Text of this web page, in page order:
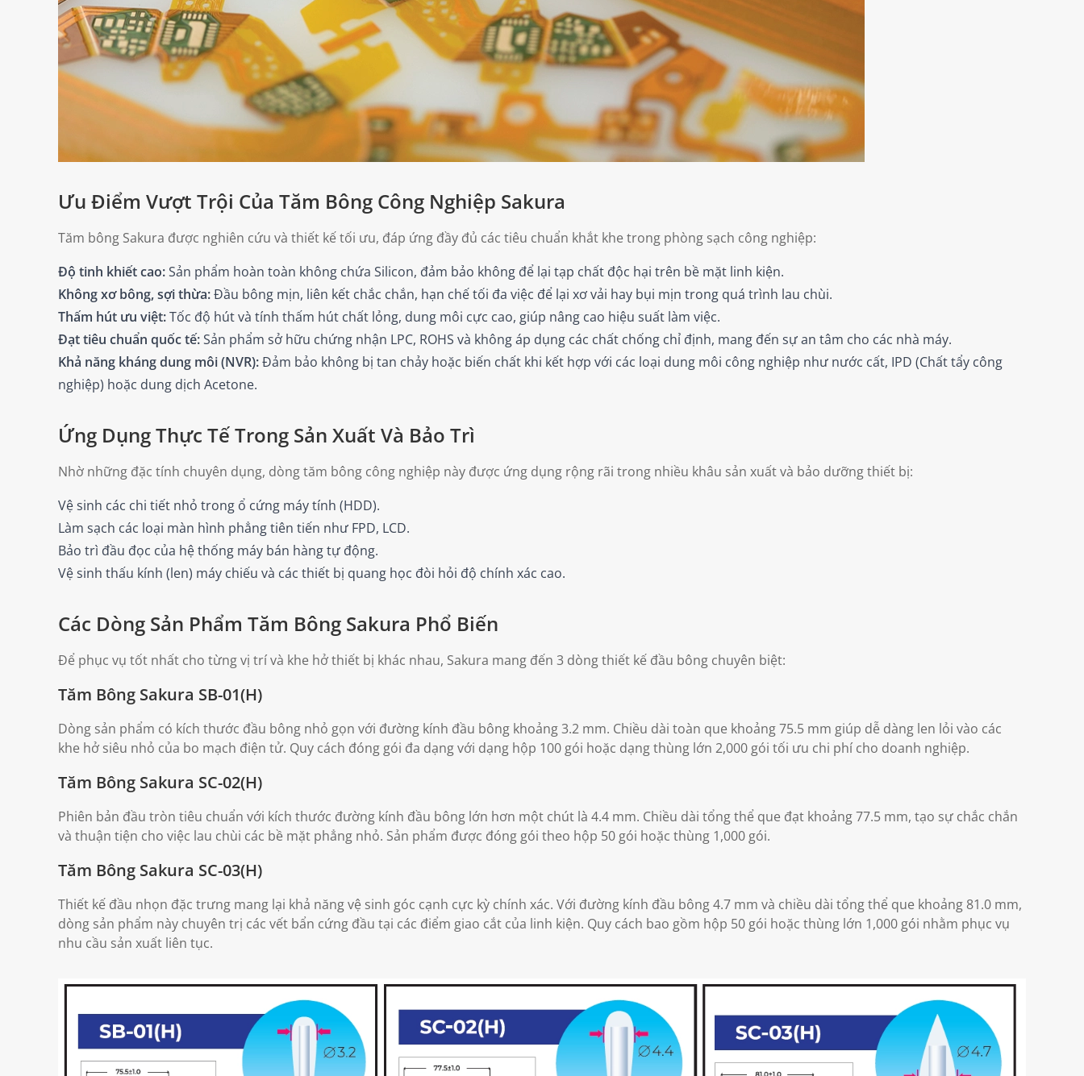
Ưu Điểm Vượt Trội Của Tăm Bông Công Nghiệp Sakura
Tăm bông Sakura được nghiên cứu và thiết kế tối ưu, đáp ứng đầy đủ các tiêu chuẩn khắt khe trong phòng sạch công nghiệp:
Độ tinh khiết cao:Sản phẩm hoàn toàn không chứa Silicon, đảm bảo không để lại tạp chất độc hại trên bề mặt linh kiện.
Không xơ bông, sợi thừa:Đầu bông mịn, liên kết chắc chắn, hạn chế tối đa việc để lại xơ vải hay bụi mịn trong quá trình lau chùi.
Thấm hút ưu việt:Tốc độ hút và tính thấm hút chất lỏng, dung môi cực cao, giúp nâng cao hiệu suất làm việc.
Đạt tiêu chuẩn quốc tế:Sản phẩm sở hữu chứng nhận LPC, ROHS và không áp dụng các chất chống chỉ định, mang đến sự an tâm cho các nhà máy.
Khả năng kháng dung môi (NVR):Đảm bảo không bị tan chảy hoặc biến chất khi kết hợp với các loại dung môi công nghiệp như nước cất, IPD (Chất tẩy công
nghiệp) hoặc dung dịch Acetone.
Ứng Dụng Thực Tế Trong Sản Xuất Và Bảo Trì
Nhờ những đặc tính chuyên dụng, dòng tăm bông công nghiệp này được ứng dụng rộng rãi trong nhiều khâu sản xuất và bảo dưỡng thiết bị:
Vệ sinh các chi tiết nhỏ trong ổ cứng máy tính (HDD).
Làm sạch các loại màn hình phẳng tiên tiến như FPD, LCD.
Bảo trì đầu đọc của hệ thống máy bán hàng tự động.
Vệ sinh thấu kính (len) máy chiếu và các thiết bị quang học đòi hỏi độ chính xác cao.
Các Dòng Sản Phẩm Tăm Bông Sakura Phổ Biến
Để phục vụ tốt nhất cho từng vị trí và khe hở thiết bị khác nhau, Sakura mang đến 3 dòng thiết kế đầu bông chuyên biệt:
Tăm Bông Sakura SB-01(H)
Dòng sản phẩm có kích thước đầu bông nhỏ gọn với đường kính đầu bông khoảng 3.2 mm. Chiều dài toàn que khoảng 75.5 mm giúp dễ dàng len lỏi vào các
khe hở siêu nhỏ của bo mạch điện tử. Quy cách đóng gói đa dạng với dạng hộp 100 gói hoặc dạng thùng lớn 2,000 gói tối ưu chi phí cho doanh nghiệp.
Tăm Bông Sakura SC-02(H)
Phiên bản đầu tròn tiêu chuẩn với kích thước đường kính đầu bông lớn hơn một chút là 4.4 mm. Chiều dài tổng thể que đạt khoảng 77.5 mm, tạo sự chắc chắn
và thuận tiện cho việc lau chùi các bề mặt phẳng nhỏ. Sản phẩm được đóng gói theo hộp 50 gói hoặc thùng 1,000 gói.
Tăm Bông Sakura SC-03(H)
Thiết kế đầu nhọn đặc trưng mang lại khả năng vệ sinh góc cạnh cực kỳ chính xác. Với đường kính đầu bông 4.7 mm và chiều dài tổng thể que khoảng 81.0 mm,
dòng sản phẩm này chuyên trị các vết bẩn cứng đầu tại các điểm giao cắt của linh kiện. Quy cách bao gồm hộp 50 gói hoặc thùng lớn 1,000 gói nhằm phục vụ
nhu cầu sản xuất liên tục.